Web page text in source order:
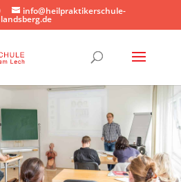
info@heilpraktikerschule-
landsberg.de